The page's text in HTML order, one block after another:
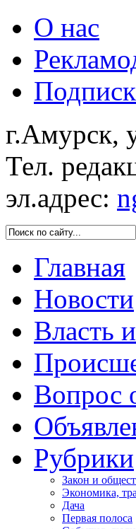
О нас
г.Амурск,
Тел.
эл.адрес:
Главная
Новости
Власть
Вопрос
Рубрики
Закон и
Экономика,
Дача
Первая полоса